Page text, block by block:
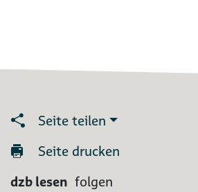
Seite teilen
Seite drucken
dzb lesen folgen